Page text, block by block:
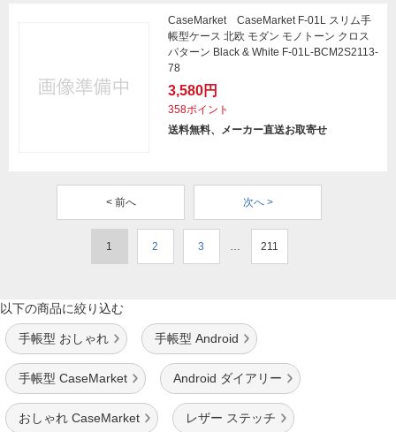
CaseMarket CaseMarket F-01L スリム手
帳型ケース 北欧 モダン モノトーン クロス
パターン Black & White F-01L-BCM2S2113-
78
3,580円
358ポイント
送料無料、メーカー直送お取寄せ
< 前へ 次へ >
1 2 3 … 211
以下の商品に絞り込む
手帳型 おしゃれ 手帳型 Android
手帳型 CaseMarket Android ダイアリー
おしゃれ CaseMarket レザー ステッチ